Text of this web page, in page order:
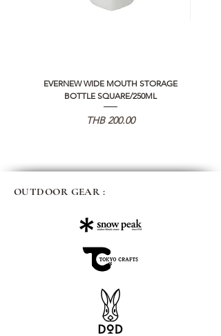
EVERNEW WIDE MOUTH STORAGE
BOTTLE SQUARE/250ML
価格
THB 200.00
OUTDOOR GEAR :